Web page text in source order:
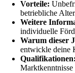
Vorteile:
betriebliche
Weitere
individuelle
Warum dieser
entwickle deine
Qualifikationen: